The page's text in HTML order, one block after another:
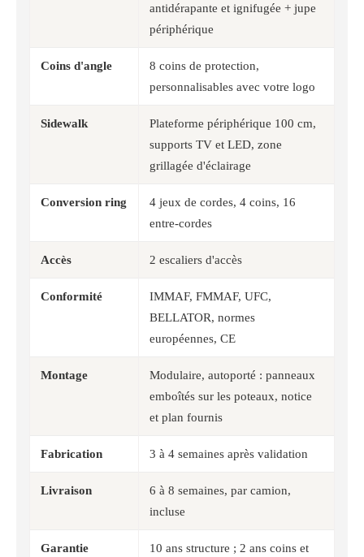
antidérapante et ignifugée + jupe
périphérique
Coins d'angle
8 coins de protection,
personnalisables avec votre logo
Sidewalk
Plateforme périphérique 100 cm,
supports TV et LED, zone
grillagée d'éclairage
Conversion ring
4 jeux de cordes, 4 coins, 16
entre-cordes
Accès 2 escaliers d'accès
Conformité
IMMAF, FMMAF, UFC,
BELLATOR, normes
européennes, CE
Montage
Modulaire, autoporté : panneaux
emboîtés sur les poteaux, notice
et plan fournis
Fabrication 3 à 4 semaines après validation
Livraison
6 à 8 semaines, par camion,
incluse
Garantie
10 ans structure ; 2 ans coins et